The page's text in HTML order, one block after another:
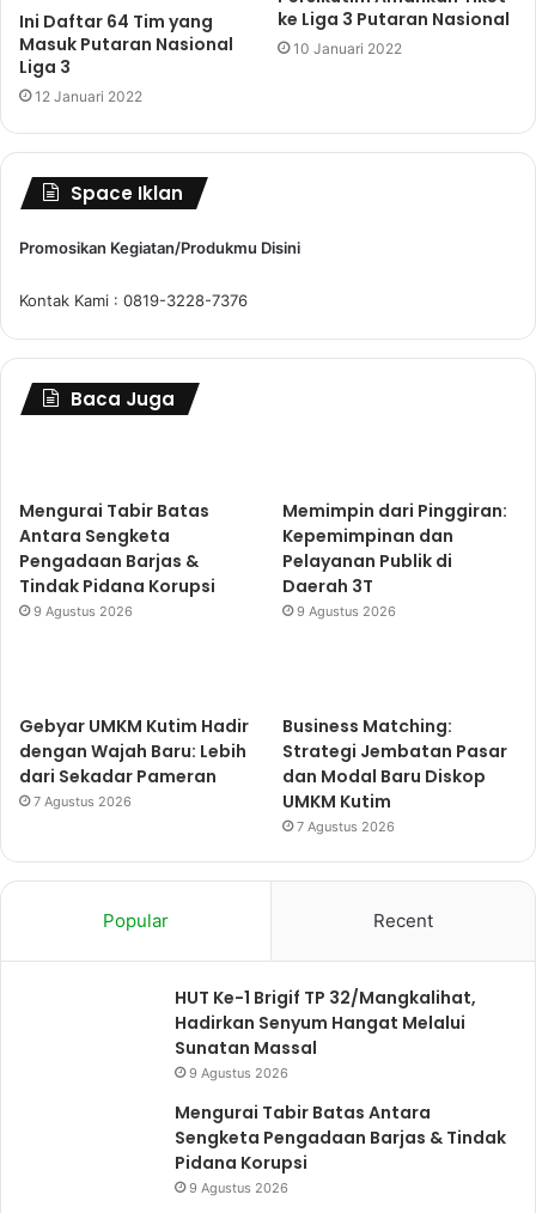
Ini Daftar 64 Tim yang
Masuk Putaran Nasional
Liga 3
12 Januari 2022
ke Liga 3 Putaran Nasional
10 Januari 2022
Space Iklan
Promosikan Kegiatan/Produkmu Disini
Kontak Kami : 0819-3228-7376
Baca Juga
Mengurai Tabir Batas
Antara Sengketa
Pengadaan Barjas &
Tindak Pidana Korupsi
9 Agustus 2026
Memimpin dari Pinggiran:
Kepemimpinan dan
Pelayanan Publik di
Daerah 3T
9 Agustus 2026
Gebyar UMKM Kutim Hadir
dengan Wajah Baru: Lebih
dari Sekadar Pameran
7 Agustus 2026
Business Matching:
Strategi Jembatan Pasar
dan Modal Baru Diskop
UMKM Kutim
7 Agustus 2026
Popular Recent
HUT Ke-1 Brigif TP 32/Mangkalihat,
Hadirkan Senyum Hangat Melalui
Sunatan Massal
9 Agustus 2026
Mengurai Tabir Batas Antara
Sengketa Pengadaan Barjas & Tindak
Pidana Korupsi
9 Agustus 2026